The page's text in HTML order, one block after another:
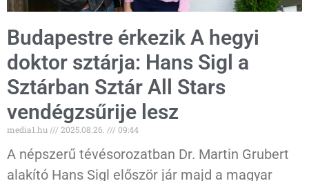
Budapestre érkezik A hegyi
doktor sztárja: Hans Sigl a
Sztárban Sztár All Stars
vendégzsűrije lesz
media1.hu 2025.08.26. 09:44
A népszerű tévésorozatban Dr. Martin Grubert
alakító Hans Sigl először jár majd a magyar